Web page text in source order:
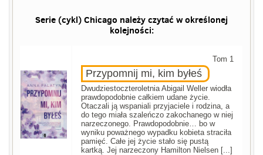
Serie (cykl) Chicago należy czytać w określonej
kolejności:
Tom 1
Przypomnij mi, kim byłeś
Dwudziestoczteroletnia Abigail Weller wiodła
prawdopodobnie całkiem udane życie.
Otaczali ją wspaniali przyjaciele i rodzina, a
do tego miała szaleńczo zakochanego w niej
narzeczonego. Prawdopodobnie… bo w
wyniku poważnego wypadku kobieta straciła
pamięć. Całe jej życie stało się pustą
kartką. Jej narzeczony Hamilton Nielsen [...]